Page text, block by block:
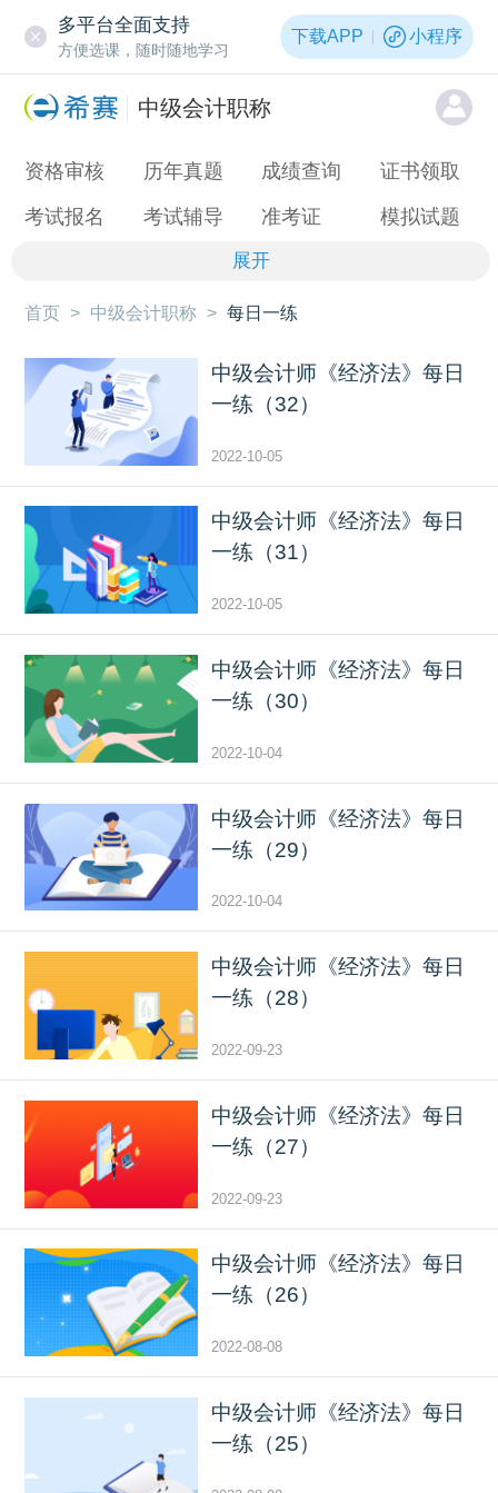
多平台全面支持
方便选课，随时随地学习
下载APP 小程序
中级会计职称
资格审核 历年真题 成绩查询 证书领取
考试报名 考试辅导 准考证 模拟试题
展开
首页 > 中级会计职称 > 每日一练
中级会计师《经济法》每日
一练（32）
2022-10-05
中级会计师《经济法》每日
一练（31）
2022-10-05
中级会计师《经济法》每日
一练（30）
2022-10-04
中级会计师《经济法》每日
一练（29）
2022-10-04
中级会计师《经济法》每日
一练（28）
2022-09-23
中级会计师《经济法》每日
一练（27）
2022-09-23
中级会计师《经济法》每日
一练（26）
2022-08-08
中级会计师《经济法》每日
一练（25）